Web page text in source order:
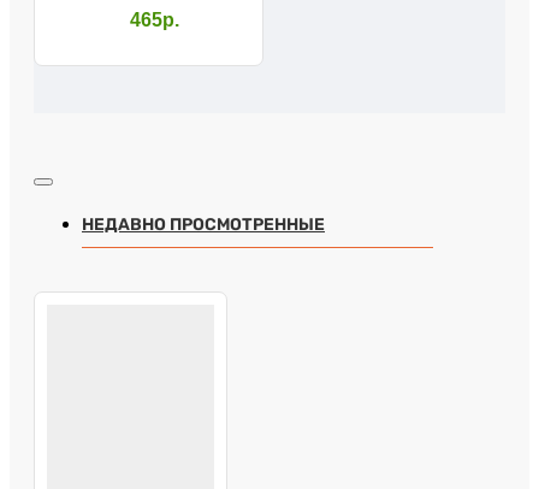
150мм, (з-62-2)
465р.
НЕДАВНО ПРОСМОТРЕННЫЕ